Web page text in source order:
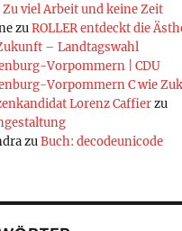
Zu viel Arbeit und keine Zeit
zuROLLER entdeckt die
– Landtagswahl
Vorpommern | CDU
Vorpommern C wie
Lorenz Caffierzu
zuBuch: decodeunicode